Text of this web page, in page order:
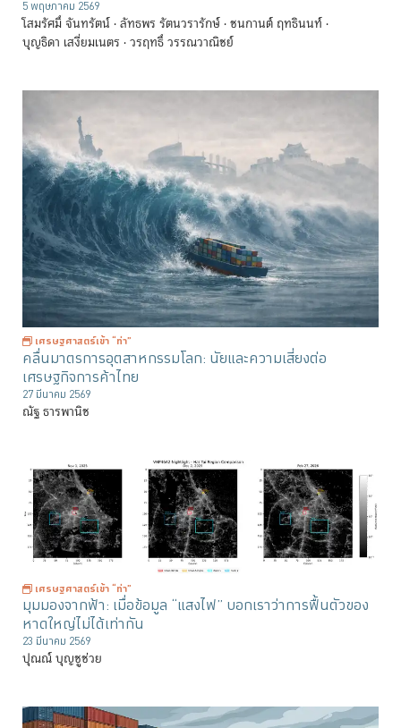
5 พฤษภาคม 2569
โสมรัศมิ์ จันทรัตน์ ลัทธพร รัตนวรารักษ์ ชนกานต์ ฤทธินนท์
บุญธิดา เสงี่ยมเนตร วรฤทธิ์ วรรณวาณิชย์
เศรษฐศาสตร์เข้า “ท่า”
คลื่นมาตรการอุตสาหกรรมโลก: นัยและความเสี่ยงต่อ
เศรษฐกิจการค้าไทย
27 มีนาคม 2569
ณัฐ ธารพานิช
เศรษฐศาสตร์เข้า “ท่า”
มุมมองจากฟ้า: เมื่อข้อมูล “แสงไฟ” บอกเราว่าการฟื้นตัวของ
หาดใหญ่ไม่ได้เท่ากัน
23 มีนาคม 2569
ปุณณ์ บุญชูช่วย